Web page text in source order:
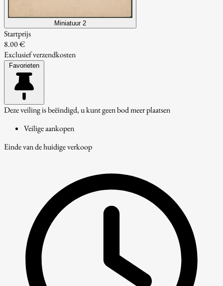
Miniatuur 2
Startprijs
8.00 €
Exclusief verzendkosten
Favorieten
Deze veiling is beëindigd, u kunt geen bod meer plaatsen
Veilige aankopen
Einde van de huidige verkoop